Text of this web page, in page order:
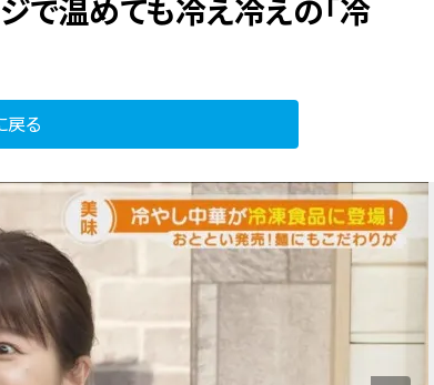
で温めても冷え冷えの「冷
戻る